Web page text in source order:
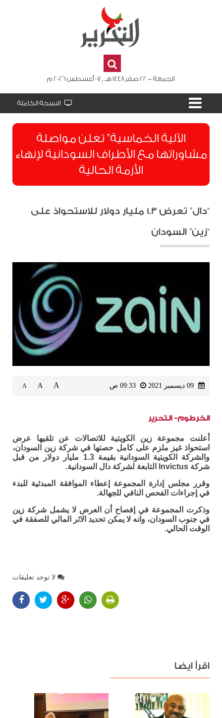
الجمعة - 22 صفر 1448 هـ , 07 أغسطس 2026 م
النسخة الكاملة
الآلية الخماسية” تعلن مواصلة
مشاوراتها مع الأطراف السودانية لإنهاء
الأزمة الحالية
“دال” تعرض 1.3 مليار دولار للاستحواذ على
“زين” السودان
A
A
A
الخرطوم- التحرير
أعلنت مجموعة زين الكويتية للاتصالات عن تلقيها عرض
استحواذ غيز ملزم على كامل حصتها في شركة زين السودان،
والشركة الكويتية السودانية بقيمة 1.3 مليار دولار من قبل
شركة Invictus التابعة لشركة دال السودانية.
وقرر مجلس إدارة المجموعة إعطاء الموافقة المبدئية للبدء
في إجراءات الفحص النافي للجهالة.
وذكرت المجموعة في إفصاح أن العرض لا يشمل شركة زين
في جنوب السودان، وانه لا يمكن تحديد الاثر المالي للصفقة في
الوقت الحالي.
لا توجد تعليقات
اقرأ ايضا